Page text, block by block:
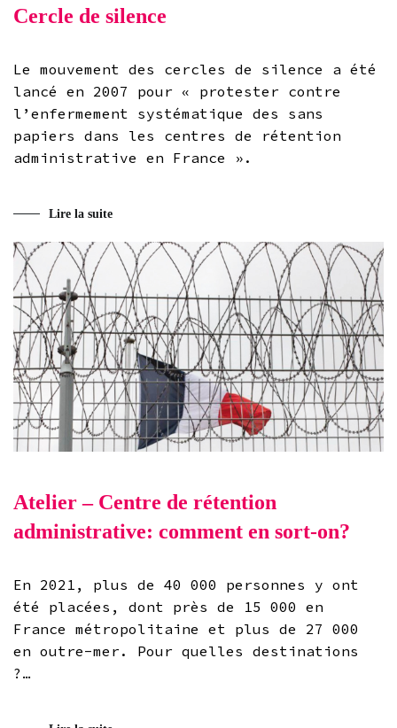
Cercle de silence
Le mouvement des cercles de silence a été
lancé en 2007 pour « protester contre
l’enfermement systématique des sans
papiers dans les centres de rétention
administrative en France ».
Lire la suite
Atelier – Centre de rétention
administrative: comment en sort-on?
En 2021, plus de 40 000 personnes y ont
été placées, dont près de 15 000 en
France métropolitaine et plus de 27 000
en outre-mer. Pour quelles destinations
?…